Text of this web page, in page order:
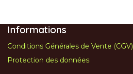
Informations
Conditions Générales de Vente (CGV)
Protection des données